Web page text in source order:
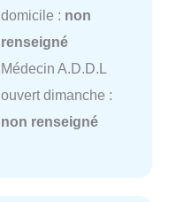
domicile : non
renseigné
Médecin A.D.D.L
ouvert dimanche :
non renseigné